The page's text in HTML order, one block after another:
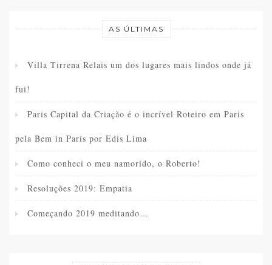
AS ÚLTIMAS
Villa Tirrena Relais um dos lugares mais lindos onde já
fui!
Paris Capital da Criação é o incrível Roteiro em Paris
pela Bem in Paris por Edis Lima
Como conheci o meu namorido, o Roberto!
Resoluções 2019: Empatia
Começando 2019 meditando…